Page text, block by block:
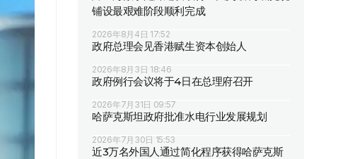
铺设最艰难阶段顺利完成
2026年8月4日 17:52
政府总理会见香港赋生资本创始人
2026年8月3日 18:46
政府例行会议将于4日在总理府召开
2026年7月31日 09:57
哈萨克斯坦政府批准水电行业发展规划
2026年7月30日 15:53
近3万名外国人通过简化程序获得哈萨克斯